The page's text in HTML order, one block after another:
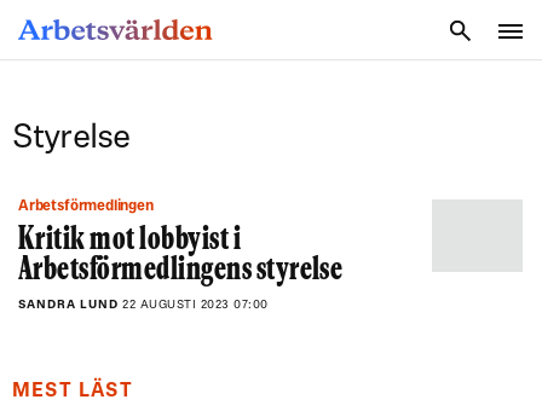
Styrelse
Arbetsförmedlingen
Kritik mot lobbyist i
Arbetsförmedlingens styrelse
SANDRA LUND 22 AUGUSTI 2023 07:00
MEST LÄST